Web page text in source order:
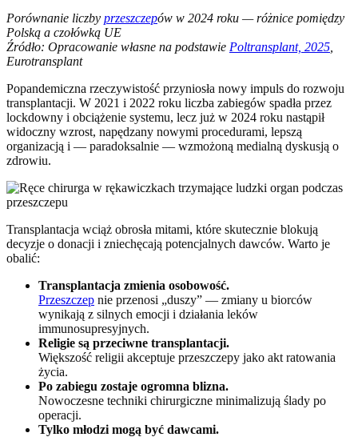
Porównanie liczby przeszczepów w 2024 roku — różnice pomiędzy
Polską a czołówką UE
Źródło: Opracowanie własne na podstawie Poltransplant, 2025
Eurotransplant
Popandemiczna rzeczywistość przyniosła nowy impuls do rozwoju
transplantacji. W 2021 i 2022 roku liczba zabiegów spadła przez
lockdowny i obciążenie systemu, lecz już w 2024 roku nastąpił
widoczny wzrost, napędzany nowymi procedurami, lepszą
organizacją i — paradoksalnie — wzmożoną medialną dyskusją o
zdrowiu.
Transplantacja wciąż obrosła mitami, które skutecznie blokują
decyzje o donacji i zniechęcają potencjalnych dawców. Warto je
obalić:
Transplantacja zmienia osobowość.
Przeszczep nie przenosi „duszy” — zmiany u biorców
wynikają z silnych emocji i działania leków
immunosupresyjnych.
Religie są przeciwne transplantacji.
Większość religii akceptuje przeszczepy jako akt ratowania
życia.
Po zabiegu zostaje ogromna blizna.
Nowoczesne techniki chirurgiczne minimalizują ślady po
operacji.
Tylko młodzi mogą być dawcami.